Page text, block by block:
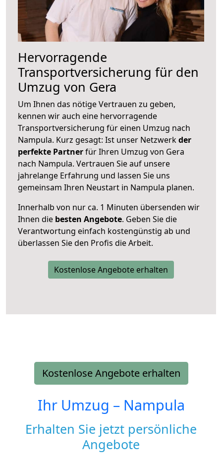
Hervorragende
Transportversicherung für den
Umzug von Gera
Um Ihnen das nötige Vertrauen zu geben,
kennen wir auch eine hervorragende
Transportversicherung für einen Umzug nach
Nampula. Kurz gesagt: Ist unser Netzwerkder
perfekte Partnerfür Ihren Umzug von Gera
nach Nampula. Vertrauen Sie auf unsere
jahrelange Erfahrung und lassen Sie uns
gemeinsam Ihren Neustart in Nampula planen.
Innerhalb von nur ca. 1 Minuten übersenden wir
Ihnen die besten Angebote. Geben Sie die
Verantwortung einfach kostengünstig ab und
überlassen Sie den Profis die Arbeit.
Kostenlose Angebote erhalten
Kostenlose Angebote erhalten
Ihr Umzug – Nampula
Erhalten Sie jetzt persönliche
Angebote